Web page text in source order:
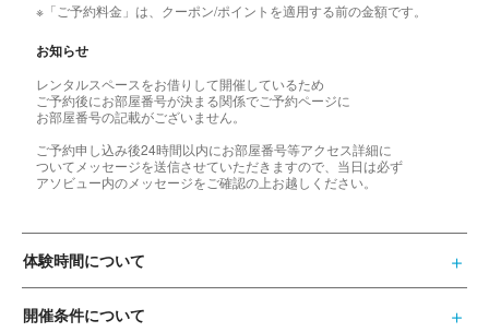
※「ご予約料金」は、クーポン/ポイントを適用する前の金額です。
お知らせ
レンタルスペースをお借りして開催しているため
ご予約後にお部屋番号が決まる関係でご予約ページに
お部屋番号の記載がございません。
ご予約申し込み後24時間以内にお部屋番号等アクセス詳細に
ついてメッセージを送信させていただきますので、当日は必ず
アソビュー内のメッセージをご確認の上お越しください。
体験時間について
開催条件について